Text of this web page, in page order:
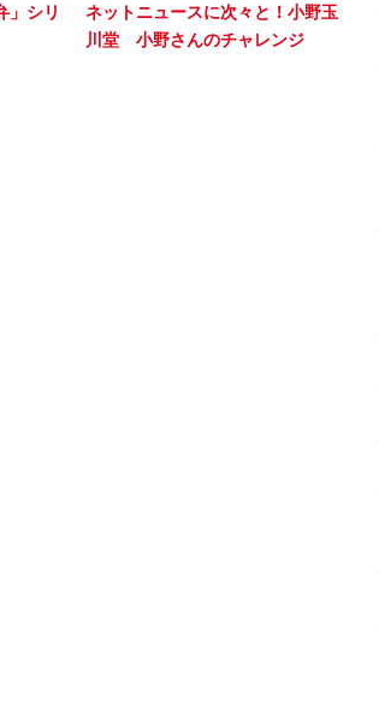
」シリ
ネットニュースに次々と！小野玉
川堂 小野さんのチャレンジ